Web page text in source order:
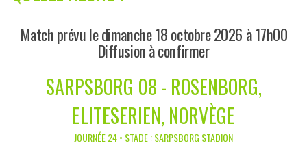
Match prévu le dimanche 18 octobre 2026 à 17h00
Diffusion à confirmer
SARPSBORG 08 - ROSENBORG,
ELITESERIEN, NORVÈGE
JOURNÉE 24 • STADE : SARPSBORG STADION